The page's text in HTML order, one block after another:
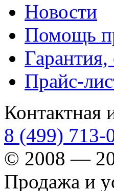
Новости
Помощь
Прайс-
Контактная
8 (499) 713-
© 2008 —
Продажа и